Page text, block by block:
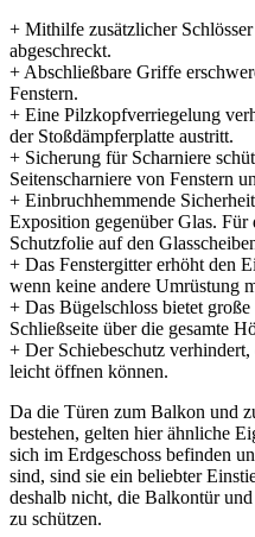
+ Mithilfe zusätzlicher
abgeschreckt.
+ Abschließbare Griffe
Fenstern.
+ Eine Pilzkopfverriegelung
der Stoßdämpferplatte austritt.
+ Sicherung für Scharniere
Seitenscharniere von Fenstern
+ Einbruchhemmende
Exposition gegenüber Glas.
Schutzfolie auf den
+ Das Fenstergitter erhöht den
wenn keine andere Umrüstung
+ Das Bügelschloss bietet
Schließseite über die gesamte
+ Der Schiebeschutz
leicht öffnen können.
Da die Türen zum Balkon und
bestehen, gelten hier ähnliche
sich im Erdgeschoss befinden
sind, sind sie ein beliebter
deshalb nicht, die Balkontür
zu schützen.